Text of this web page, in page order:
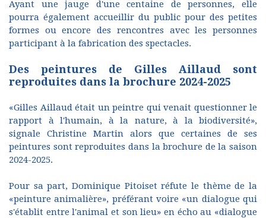
Ayant une jauge d'une centaine de personnes, elle
pourra également accueillir du public pour des petites
formes ou encore des rencontres avec les personnes
participant à la fabrication des spectacles.
Des peintures de Gilles Aillaud sont
reproduites dans la brochure 2024-2025
«Gilles Aillaud était un peintre qui venait questionner le
rapport à l'humain, à la nature, à la biodiversité»,
signale Christine Martin alors que certaines de ses
peintures sont reproduites dans la brochure de la saison
2024-2025.
Pour sa part, Dominique Pitoiset réfute le thème de la
«peinture animalière», préférant voire «un dialogue qui
s'établit entre l'animal et son lieu» en écho au «dialogue